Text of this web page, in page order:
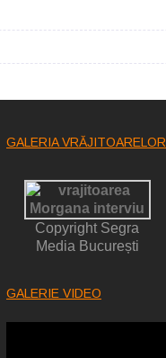
GALERIA VRĂJITOARELOR
Copyright Segra
Media București
GALERIE VIDEO